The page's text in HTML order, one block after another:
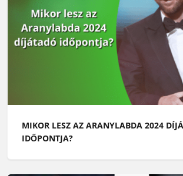
MIKOR LESZ AZ ARANYLABDA 2024
IDŐPONTJA?